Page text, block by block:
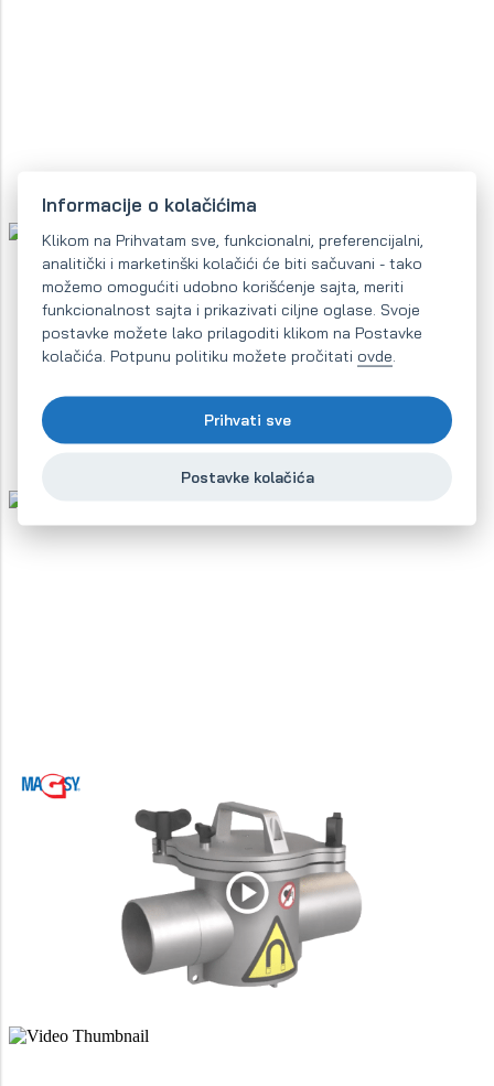
Informacije o kolačićima
Klikom na Prihvatam sve, funkcionalni, preferencijalni,
analitički i marketinški kolačići će biti sačuvani - tako
možemo omogućiti udobno korišćenje sajta, meriti
funkcionalnost sajta i prikazivati ciljne oglase. Svoje
postavke možete lako prilagoditi klikom na Postavke
kolačića. Potpunu politiku možete pročitati ovde
Prihvati sve
Postavke kolačića